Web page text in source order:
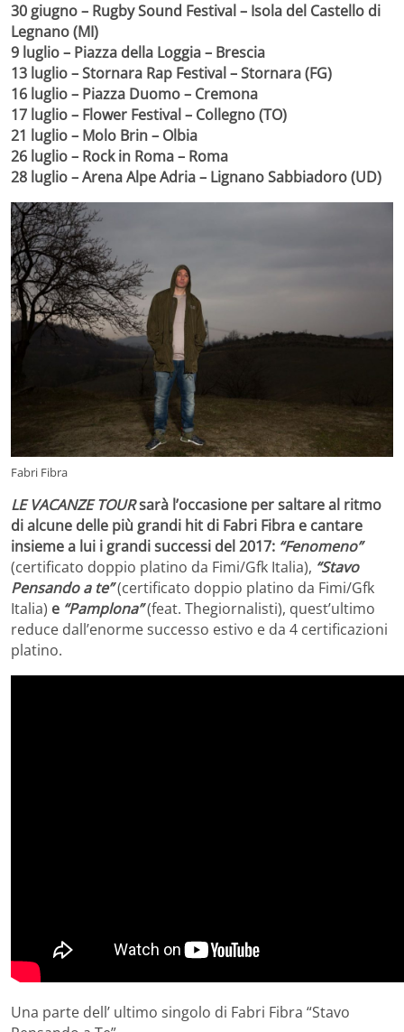
30 giugno – Rugby Sound Festival – Isola del Castello di
Legnano (MI)
9 luglio – Piazza della Loggia – Brescia
13 luglio – Stornara Rap Festival – Stornara (FG)
16 luglio – Piazza Duomo – Cremona
17 luglio – Flower Festival – Collegno (TO)
21 luglio – Molo Brin – Olbia
26 luglio – Rock in Roma – Roma
28 luglio – Arena Alpe Adria – Lignano Sabbiadoro (UD)
Fabri Fibra
LE VACANZE TOURsarà l’occasione per saltare al ritmo
di alcune delle più grandi hit di Fabri Fibra e cantare
insieme a lui i grandi successi del 2017: “Fenomeno”
(certificato doppio platino da Fimi/Gfk Italia), “Stavo
Pensando a te”(certificato doppio platino da Fimi/Gfk
Italia) e “Pamplona”(feat. Thegiornalisti), quest’ultimo
reduce dall’enorme successo estivo e da 4 certificazioni
platino.
Una parte dell’ ultimo singolo di Fabri Fibra “Stavo